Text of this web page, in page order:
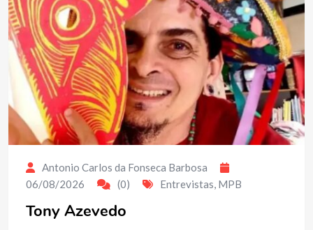
Antonio Carlos da Fonseca Barbosa
06/08/2026
(0) Entrevistas, MPB
Tony Azevedo